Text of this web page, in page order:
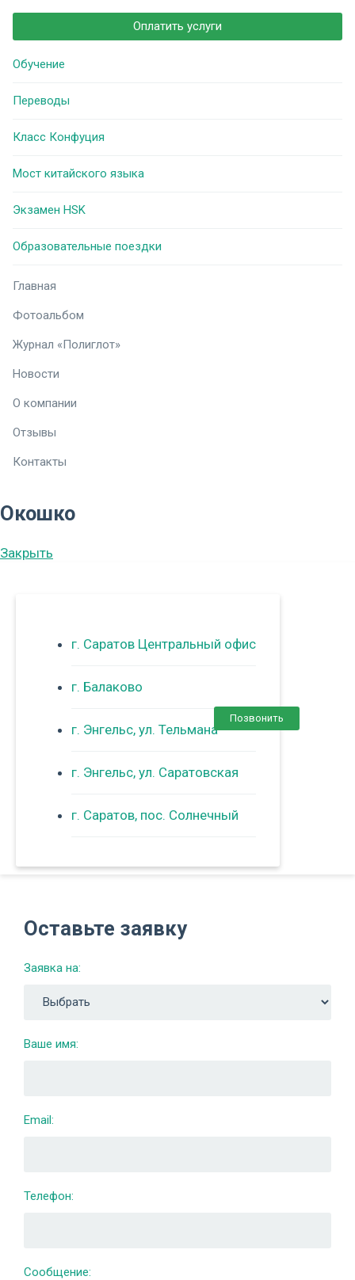
Оплатить услуги
Обучение
Переводы
Класс Конфуция
Мост китайского языка
Экзамен HSK
Образовательные поездки
Главная
Фотоальбом
Журнал «Полиглот»
Новости
О компании
Отзывы
Контакты
Окошко
Закрыть
Позвонить
г. Саратов Центральный офис
г. Балаково
г. Энгельс, ул. Тельмана
г. Энгельс, ул. Саратовская
г. Саратов, пос. Солнечный
Оставьте заявку
Заявка на:
Ваше имя:
Email:
Телефон:
Сообщение: